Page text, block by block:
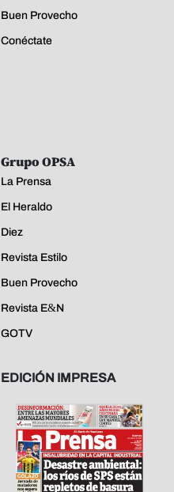
Buen Provecho
Conéctate
Grupo OPSA
La Prensa
El Heraldo
Diez
Revista Estilo
Buen Provecho
Revista E&N
GOTV
EDICIÓN IMPRESA